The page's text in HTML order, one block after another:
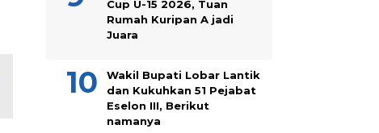
Cup U-15 2026, Tuan
Rumah Kuripan A jadi
Juara
Wakil Bupati Lobar Lantik
dan Kukuhkan 51 Pejabat
Eselon III, Berikut
namanya